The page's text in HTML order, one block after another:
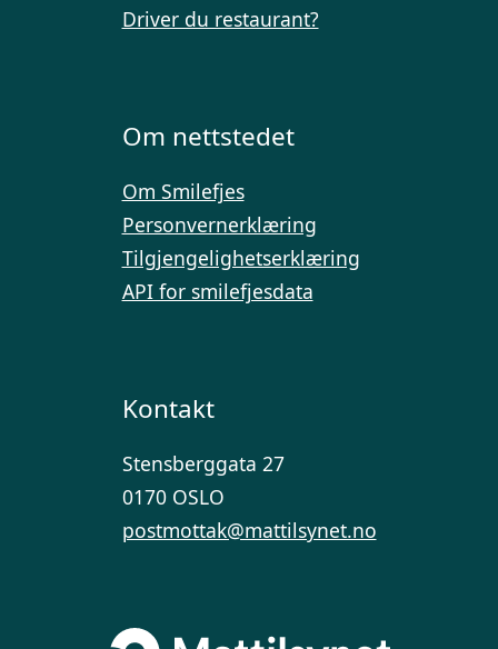
Driver du restaurant?
Om nettstedet
Om Smilefjes
Personvernerklæring
Tilgjengelighetserklæring
API for smilefjesdata
Kontakt
Stensberggata 27
0170 OSLO
postmottak@mattilsynet.no